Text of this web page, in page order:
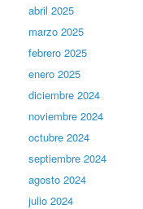
abril 2025
marzo 2025
febrero 2025
enero 2025
diciembre 2024
noviembre 2024
octubre 2024
septiembre 2024
agosto 2024
julio 2024